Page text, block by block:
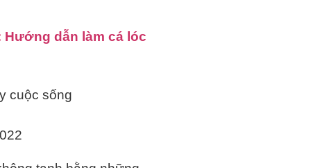
Hướng dẫn làm cá lóc
cuộc sống